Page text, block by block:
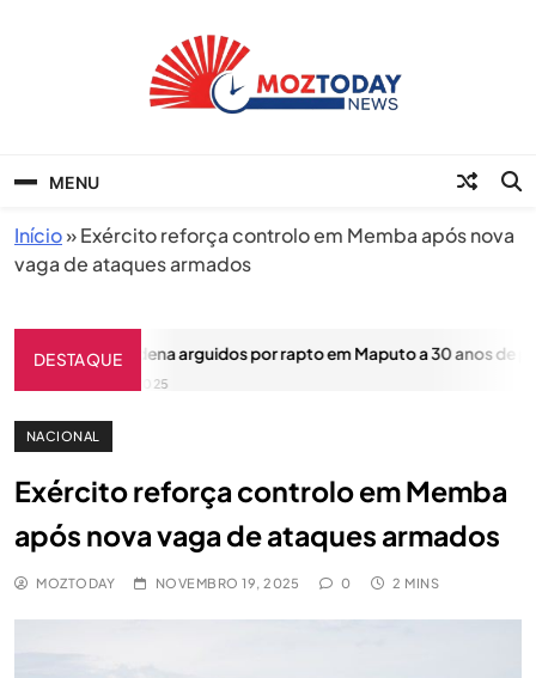
MENU
Início»Exército reforça controlo em Memba após nova
vaga de ataques armados
DESTAQUE
Justiça condena arguidos por rapto em Maputo a 30 anos de
NACIONAL
Exército reforça controlo em Memba
após nova vaga de ataques armados
MOZTODAY NOVEMBRO 19, 2025 0 2 MINS